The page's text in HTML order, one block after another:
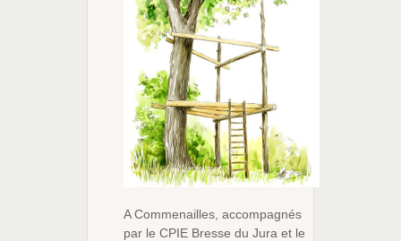
A Commenailles, accompagnés
par le CPIE Bresse du Jura et le